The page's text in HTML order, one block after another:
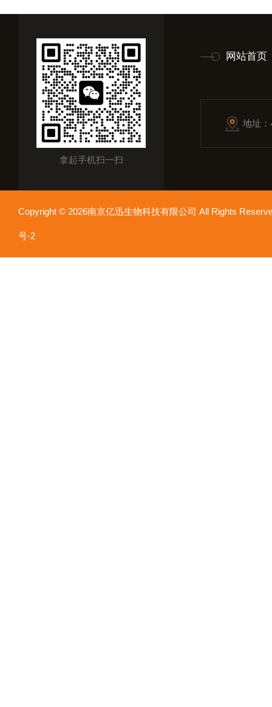
拿起手机扫一扫
网站首页
地址
Copyright © 2026南京亿迅生物科技有限公司 All Rights
号-2